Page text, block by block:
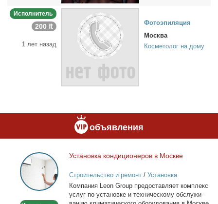
Исполнитель
200 ₶
1 лет назад
Фо­то­эпи­ля­ция
Москва
Косметолог на дому
объявления
Установка
кондиционеров
в
Москве
Уста­нов­ка кон­ди­ци­о­не­ров в Москве
Строительство и ремонт/ Установка
кондиционеров
Ком­па­ния Leon Group предо­став­ля­ет ком­плекс
услуг по уста­нов­ке и тех­ни­че­ско­му об­слу­жи­